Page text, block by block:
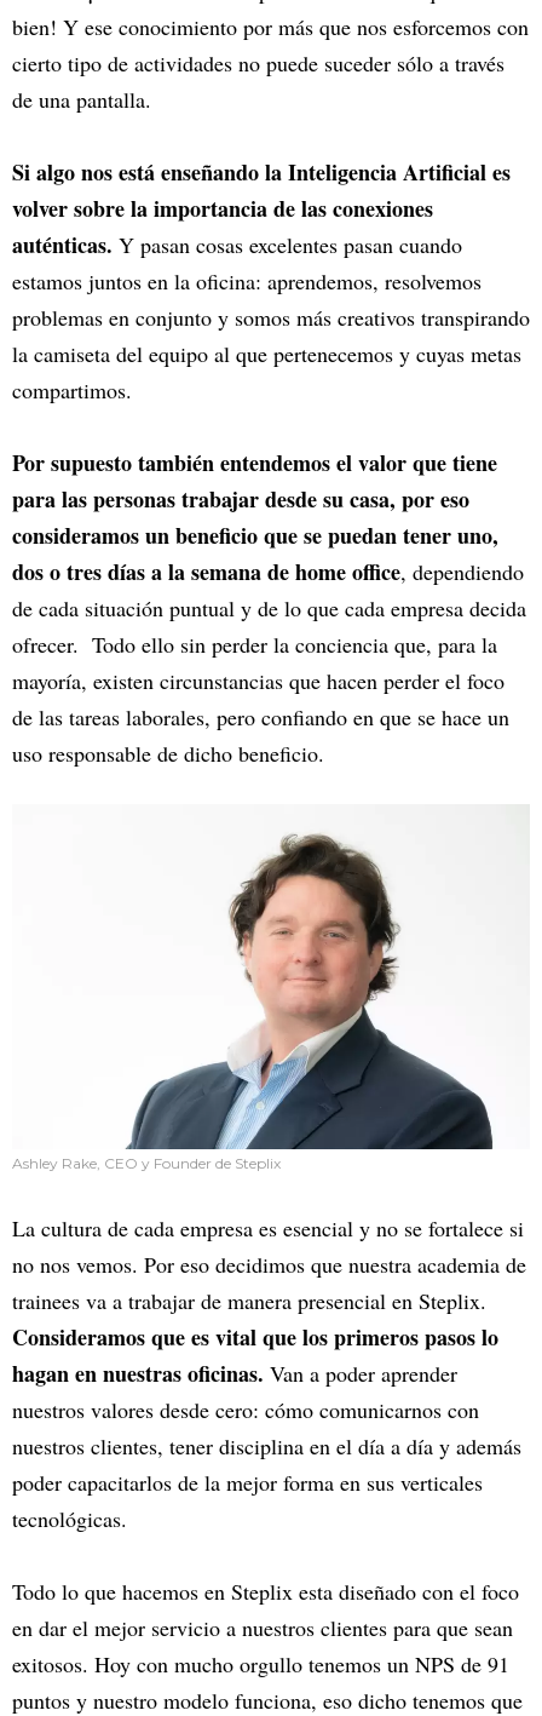
bien! Y ese conocimiento por más que nos esforcemos con
cierto tipo de actividades no puede suceder sólo a través
de una pantalla.
Si algo nos está enseñando la Inteligencia Artificial es
volver sobre la importancia de las conexiones
auténticas. Y pasan cosas excelentes pasan cuando
estamos juntos en la oficina: aprendemos, resolvemos
problemas en conjunto y somos más creativos transpirando
la camiseta del equipo al que pertenecemos y cuyas metas
compartimos.
Por supuesto también entendemos el valor que tiene
para las personas trabajar desde su casa, por eso
consideramos un beneficio que se puedan tener uno,
dos o tres días a la semana de home office, dependiendo
de cada situación puntual y de lo que cada empresa decida
ofrecer. Todo ello sin perder la conciencia que, para la
mayoría, existen circunstancias que hacen perder el foco
de las tareas laborales, pero confiando en que se hace un
uso responsable de dicho beneficio.
Ashley Rake, CEO y Founder de Steplix
La cultura de cada empresa es esencial y no se fortalece si
no nos vemos. Por eso decidimos que nuestra academia de
trainees va a trabajar de manera presencial en Steplix.
Consideramos que es vital que los primeros pasos lo
hagan en nuestras oficinas. Van a poder aprender
nuestros valores desde cero: cómo comunicarnos con
nuestros clientes, tener disciplina en el día a día y además
poder capacitarlos de la mejor forma en sus verticales
tecnológicas.
Todo lo que hacemos en Steplix esta diseñado con el foco
en dar el mejor servicio a nuestros clientes para que sean
exitosos. Hoy con mucho orgullo tenemos un NPS de 91
puntos y nuestro modelo funciona, eso dicho tenemos que